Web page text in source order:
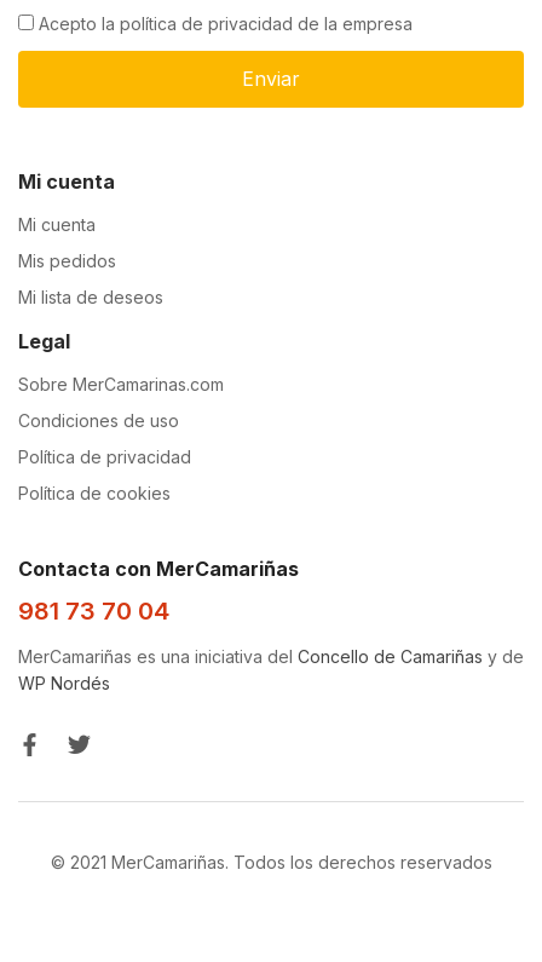
Acepto la política de privacidad de la empresa
Enviar
Mi cuenta
Mi cuenta
Mis pedidos
Mi lista de deseos
Legal
Sobre MerCamarinas.com
Condiciones de uso
Política de privacidad
Política de cookies
Contacta con MerCamariñas
981 73 70 04
MerCamariñas es una iniciativa del Concello de Camariñas y de
WP Nordés
© 2021 MerCamariñas. Todos los derechos reservados